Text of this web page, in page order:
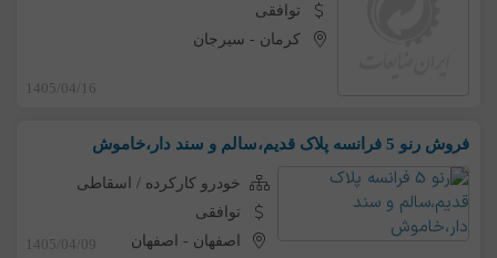
توافقی
کرمان - سیرجان
1405/04/16
فروش رنو 5 فرانسه پلاک قدیم،سالم و سند دار،خاموش
خودرو کارکرده / اسقاطی
توافقی
اصفهان - اصفهان 1405/04/09